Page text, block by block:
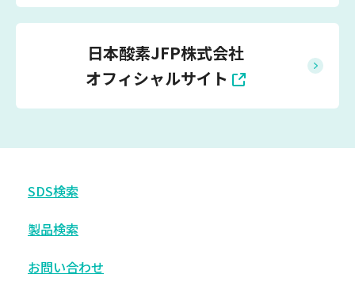
日本酸素JFP株式会社
オフィシャルサイト
SDS検索
製品検索
お問い合わせ